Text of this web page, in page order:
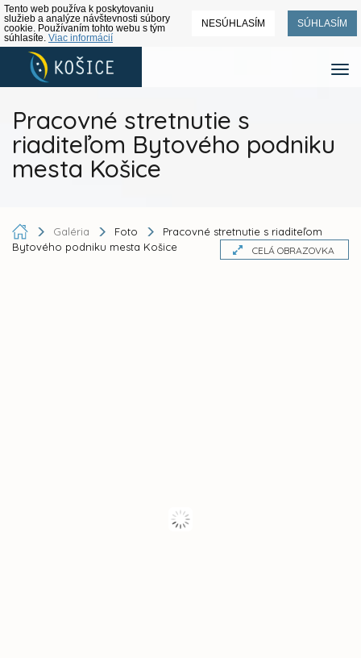
Tento web používa k poskytovaniu
služieb a analýze návštevnosti súbory
cookie. Používaním tohto webu s tým
súhlasíte. Viac informácií
NESÚHLASÍM SÚHLASÍM
Pracovné stretnutie s
riaditeľom Bytového podniku
mesta Košice
Galéria Foto
Pracovné stretnutie s riaditeľom
Bytového podniku mesta Košice
CELÁ OBRAZOVKA